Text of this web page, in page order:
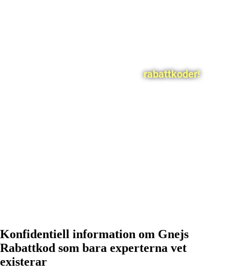
rabattkoder!
Konfidentiell information om Gnejs
Rabattkod som bara experterna vet
existerar